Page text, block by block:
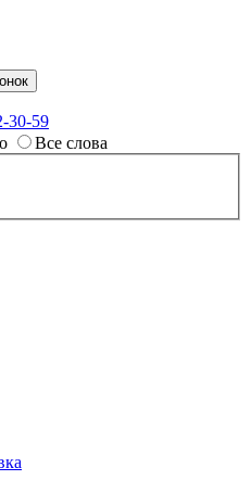
30-59
Все слова